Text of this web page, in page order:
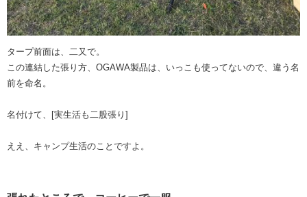
タープ前面は、二又で。
この連結した張り方、OGAWA製品は、いっこも使ってないので、違う名
前を命名。
名付けて、[実生活も二股張り]
ええ、キャンプ生活のことですよ。